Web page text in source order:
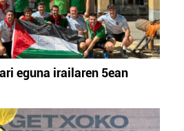
eguna irailaren 5ean